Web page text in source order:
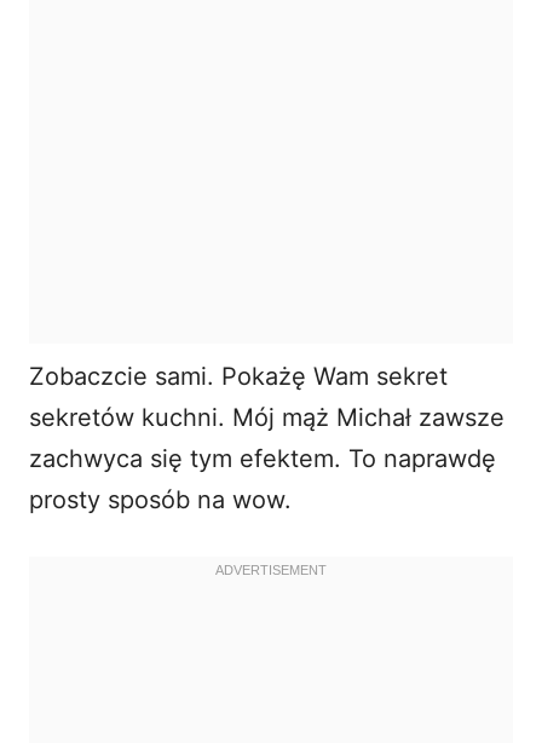
Zobaczcie sami. Pokażę Wam sekret
sekretów kuchni. Mój mąż Michał zawsze
zachwyca się tym efektem. To naprawdę
prosty sposób na wow.